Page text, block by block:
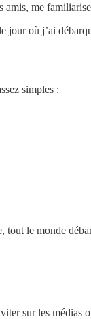
amis, me
jour où j’ai
simples :
le monde
sur les